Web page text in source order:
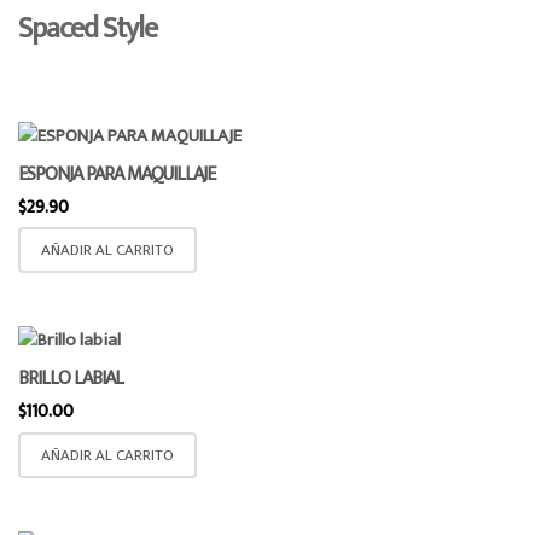
Spaced Style
ESPONJA PARA MAQUILLAJE
$29.90
AÑADIR AL CARRITO
BRILLO LABIAL
$110.00
AÑADIR AL CARRITO